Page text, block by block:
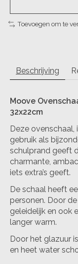
Toevoegen om te
Beschrijving
Moove
32x22cm
Deze
gebruik als
schulprand geeft
charmante,
iets extra’s geeft.
De schaal heeft
personen. Door
geleidelijk en ook
langer warm.
Door het glazuur
en heet water